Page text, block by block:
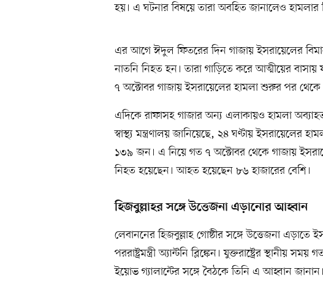
হয়। এ ঘটনার বিষয়ে তারা অবহিত জানালেও হামলার
এর আগে ঈদুল ফিতরের দিন গাজায় ইসরায়েলের
নাতনি নিহত হন। তারা গাড়িতে করে আত্মীয়ের
৭ অক্টোবর গাজায় ইসরায়েলের হামলা শুরুর পর থেকে
এদিকে রাফাসহ গাজার অন্য এলাকায়ও হামলা
স্বাস্থ্য মন্ত্রণালয় জানিয়েছে, ২৪ ঘণ্টায়
১৩৯ জন। এ নিয়ে গত ৭ অক্টোবর থেকে গাজায়
নিহত হয়েছেন। আহত হয়েছেন ৮৬ হাজারের বেশি।
হিজবুল্লাহর সঙ্গে উত্তেজনা এড়ানোর আহ্বান
লেবাননের হিজবুল্লাহ গোষ্ঠীর সঙ্গে উত্তেজনা এড়াতে
পররাষ্ট্রমন্ত্রী অ্যান্টনি ব্লিঙ্কেন। যুক্তরাষ্ট্রের স্থানীয়
ইয়োভ গ্যালান্টের সঙ্গে বৈঠকে তিনি এ আহ্বান জানান।